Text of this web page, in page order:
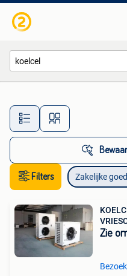
Alle
Filters Zakelijke
KOELCEL-
Zie